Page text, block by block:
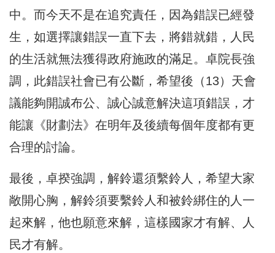
中。而今天不是在追究責任，因為錯誤已經發
生，如選擇讓錯誤一直下去，將錯就錯，人民
的生活就無法獲得政府施政的滿足。卓院長強
調，此錯誤社會已有公斷，希望後（13）天會
議能夠開誠布公、誠心誠意解決這項錯誤，才
能讓《財劃法》在明年及後續每個年度都有更
合理的討論。
最後，卓揆強調，解鈴還須繫鈴人，希望大家
敞開心胸，解鈴須要繫鈴人和被鈴綁住的人一
起來解，他也願意來解，這樣國家才有解、人
民才有解。